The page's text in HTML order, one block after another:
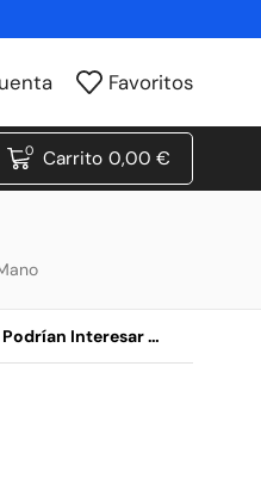
Favoritos
0 Carrito 0,00€
Interesar …